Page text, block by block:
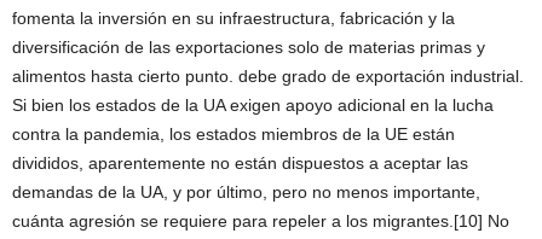
fomenta la inversión en su infraestructura, fabricación y la
diversificación de las exportaciones solo de materias primas y
alimentos hasta cierto punto. debe grado de exportación industrial.
Si bien los estados de la UA exigen apoyo adicional en la lucha
contra la pandemia, los estados miembros de la UE están
divididos, aparentemente no están dispuestos a aceptar las
demandas de la UA, y por último, pero no menos importante,
cuánta agresión se requiere para repeler a los migrantes.[10] No